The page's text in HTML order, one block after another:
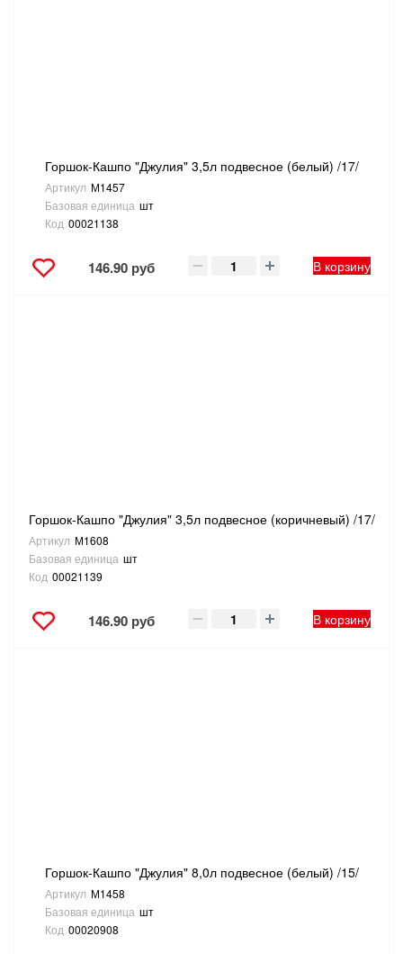
Горшок-Кашпо "Джулия" 3,5л подвесное (белый) /17/
Артикул М1457
Базовая единица шт
Код 00021138
146.90 руб В корзину
Горшок-Кашпо "Джулия" 3,5л подвесное (коричневый) /17/
Артикул М1608
Базовая единица шт
Код 00021139
146.90 руб В корзину
Горшок-Кашпо "Джулия" 8,0л подвесное (белый) /15/
Артикул М1458
Базовая единица шт
Код 00020908